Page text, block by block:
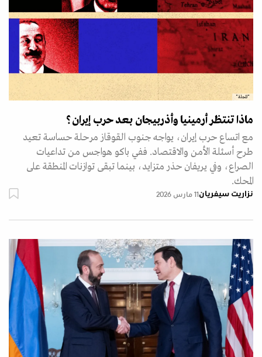
"المجلة"
ماذا تنتظر أرمينيا وأذربيجان بعد حرب إيران؟
مع اتساع حرب إيران، يواجه جنوب القوقاز مرحلة حساسة تعيد
طرح أسئلة الأمن والاقتصاد. ففي باكو هواجس من تداعيات
الصراع، وفي يريفان حذر متزايد، بينما تبقى توازنات المنطقة على
المحك.
نزاريت سيفريان 11 مارس 2026